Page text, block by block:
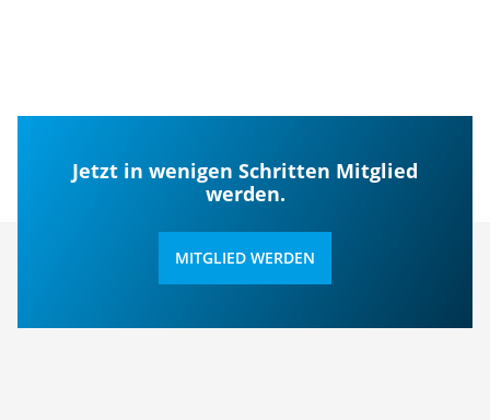
Jetzt in wenigen Schritten Mitglied
werden.
MITGLIED WERDEN